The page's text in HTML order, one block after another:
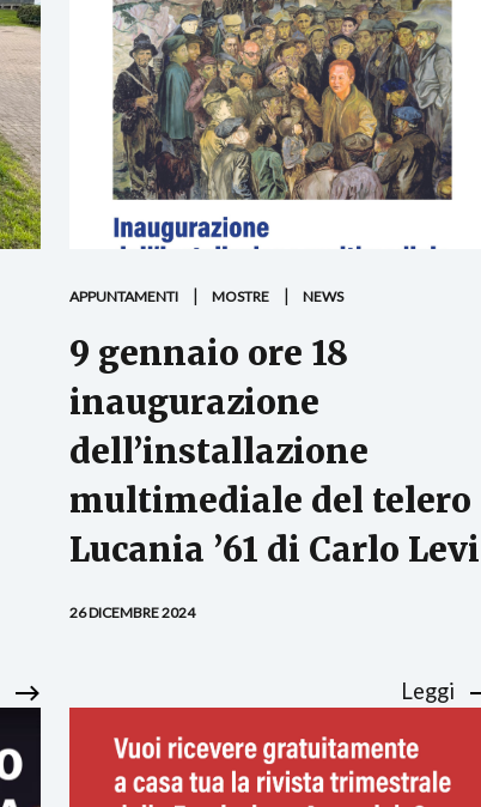
APPUNTAMENTI MOSTRE NEWS
9 gennaio ore 18
inaugurazione
dell’installazione
multimediale del telero
Lucania ’61 di Carlo Levi
26 DICEMBRE 2024
Leggi